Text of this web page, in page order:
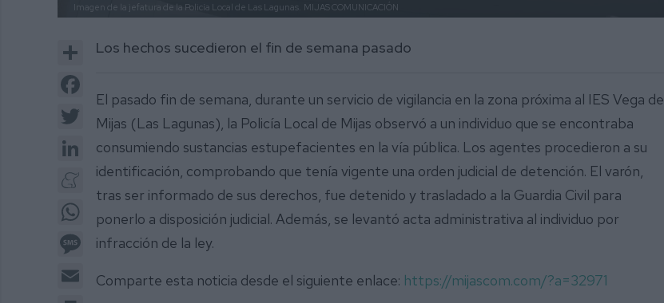
Imagen de la jefatura de la Policía Local de Las Lagunas. MIJAS COMUNICACIÓN
Share
Twitter
LinkedIn
Meneame
WhatsApp
Message
Los hechos sucedieron el fin de semana pasado
El pasado fin de semana, durante un servicio de vigilancia en la zona próxima al IES Vega de
Mijas (Las Lagunas), la Policía Local de Mijas observó a un individuo que se encontraba
consumiendo sustancias estupefacientes en la vía pública. Los agentes procedieron a su
identificación, comprobando que tenía vigente una orden judicial de detención. El varón,
tras ser informado de sus derechos, fue detenido y trasladado a la Guardia Civil para
ponerlo a disposición judicial. Además, se levantó acta administrativa al individuo por
infracción de la ley.
Comparte esta noticia desde el siguiente enlace: https://mijascom.com/?a=32971